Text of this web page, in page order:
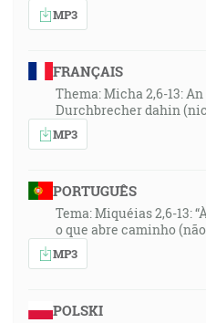
MP3
FRANÇAIS
Thema: Micha 2,6-13:
Durchbrecher dahin
MP3
PORTUGUÊS
Tema: Miquéias 2,6-13:
o que abre caminho
MP3
POLSKI